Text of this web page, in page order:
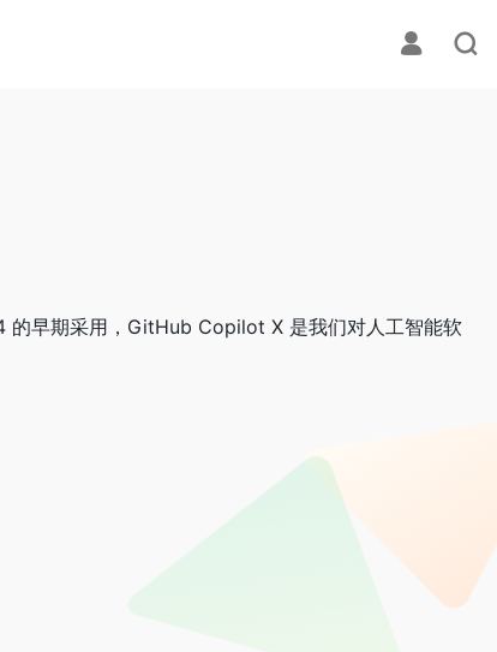
的早期采用，GitHub Copilot X 是我们对人工智能软